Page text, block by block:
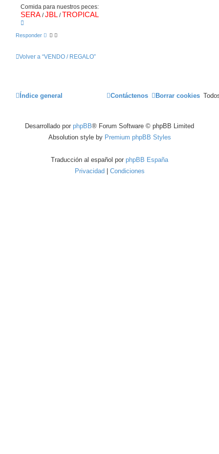
Comida para nuestros peces:
SERA /JBL /TROPICAL
r
a
Responder
Volver a “VENDO / REGALO”
Índice general Borrar cookies
Contáctenos
Desarrollado por phpBB® Forum Software © phpBB Limited
Absolution style by Premium phpBB Styles
Traducción al español por phpBB España
Privacidad
Condiciones